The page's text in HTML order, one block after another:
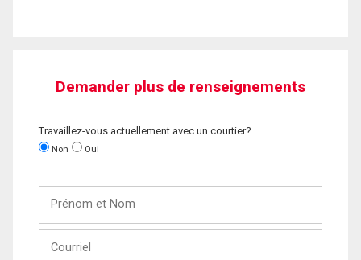
Demander plus de renseignements
Travaillez-vous actuellement avec un courtier?
Non Oui
Nom